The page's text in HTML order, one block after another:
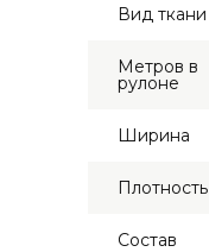
Вид ткани
Метров в
рулоне
Ширина
Плотность
Состав